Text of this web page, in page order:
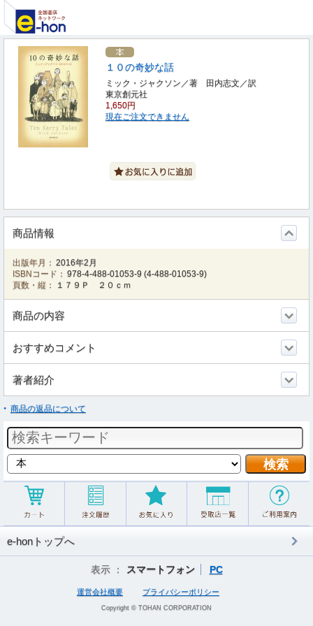
１０の奇妙な話
ミック・ジャクソン／著 田内志文／訳
東京創元社
1,650円
現在ご注文できません
商品情報
出版年月： 2016年2月
ISBNコード： 978-4-488-01053-9 (4-488-01053-9)
頁数・縦：
１７９Ｐ ２０ｃｍ
商品の内容
おすすめコメント
著者紹介
商品の返品について
e-honトップへ
表示 ： スマートフォン PC
運営会社概要 プライバシーポリシー
Copyright © TOHAN CORPORATION